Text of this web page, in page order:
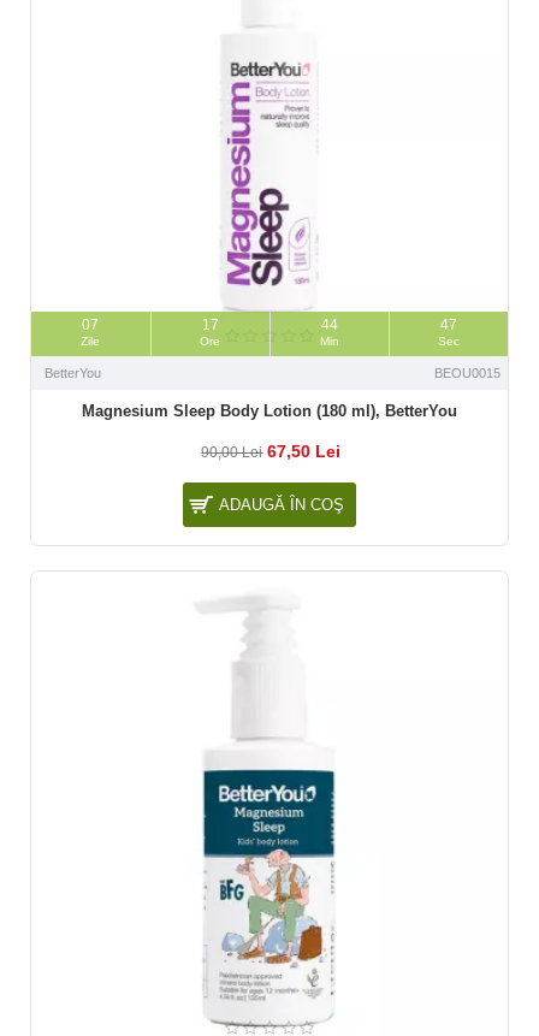
07
Zile
17
Ore
44
Min
45
Sec
BetterYou BEOU0015
Magnesium Sleep Body Lotion (180 ml), BetterYou
90,00 Lei 67,50 Lei
ADAUGĂ ÎN COŞ